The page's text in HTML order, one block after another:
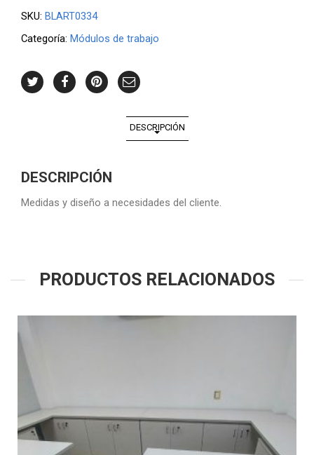
SKU: BLART0334
Categoría: Módulos de trabajo
DESCRIPCIÓN
DESCRIPCIÓN
Medidas y diseño a necesidades del cliente.
PRODUCTOS RELACIONADOS